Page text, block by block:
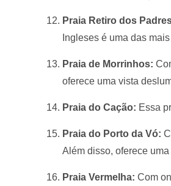
Praia Retiro dos
Ingleses é uma das
Praia de Morrinhos:
oferece uma vista
Praia do Cação: Essa
Praia do Porto da Vó:
Além disso, oferece
Praia Vermelha: Com